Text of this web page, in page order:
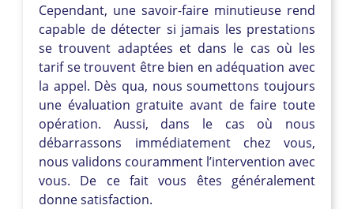
Cependant, une savoir-faire minutieuse rend
capable de détecter si jamais les prestations
se trouvent adaptées et dans le cas où les
tarif se trouvent être bien en adéquation avec
la appel. Dès qua, nous soumettons toujours
une évaluation gratuite avant de faire toute
opération. Aussi, dans le cas où nous
débarrassons immédiatement chez vous,
nous validons couramment l’intervention avec
vous. De ce fait vous êtes généralement
donne satisfaction.